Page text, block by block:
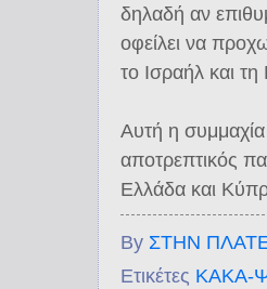
δηλαδή αν
οφείλει να
το Ισραήλ και τη
Αυτή η συμμαχία
αποτρεπτικός
Ελλάδα και
By ΣΤΗΝ
Ετικέτες ΚΑΚΑ-